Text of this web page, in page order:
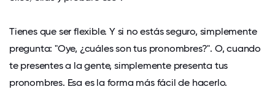
Tienes que ser flexible. Y si no estás seguro, simplemente
pregunta: "Oye, ¿cuáles son tus pronombres?". O, cuando
te presentes a la gente, simplemente presenta tus
pronombres. Esa es la forma más fácil de hacerlo.